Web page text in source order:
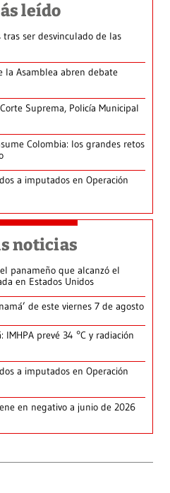
leído
ser desvinculado de las
la Asamblea abren debate
Suprema, Policía Municipal
Colombia: los grandes retos
a imputados en Operación
noticias
panameño que alcanzó el
en Estados Unidos
de este viernes 7 de agosto
prevé 34 °C y radiación
a imputados en Operación
en negativo a junio de 2026